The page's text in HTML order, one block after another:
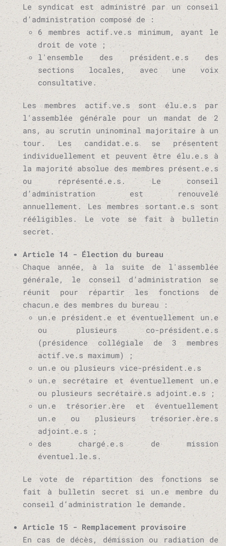
Le syndicat est administré par un conseil
d’administration composé de :
6 membres actif.ve.s minimum, ayant le
droit de vote ;
l'ensemble des président.e.s des
sections locales, avec une voix
consultative.
Les membres actif.ve.s sont élu.e.s par
l'assemblée générale pour un mandat de 2
ans, au scrutin uninominal majoritaire à un
tour. Les candidat.e.s se présentent
individuellement et peuvent être élu.e.s à
la majorité absolue des membres présent.e.s
ou représenté.e.s. Le conseil
d’administration est renouvelé
annuellement. Les membres sortant.e.s sont
rééligibles. Le vote se fait à bulletin
secret.
Article 14 - Élection du bureau
Chaque année, à la suite de l'assemblée
générale, le conseil d’administration se
réunit pour répartir les fonctions de
chacun.e des membres du bureau :
un.e président.e et éventuellement un.e
ou plusieurs co-président.e.s
(présidence collégiale de 3 membres
actif.ve.s maximum) ;
un.e ou plusieurs vice-président.e.s
un.e secrétaire et éventuellement un.e
ou plusieurs secrétaire.s adjoint.e.s ;
un.e trésorier.ère et éventuellement
un.e ou plusieurs trésorier.ère.s
adjoint.e.s ;
des chargé.e.s de mission
éventuel.le.s.
Le vote de répartition des fonctions se
fait à bulletin secret si un.e membre du
conseil d’administration le demande.
Article 15 - Remplacement provisoire
En cas de décès, démission ou radiation de